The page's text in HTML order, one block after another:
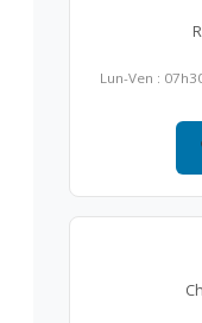
Lun-Ven :